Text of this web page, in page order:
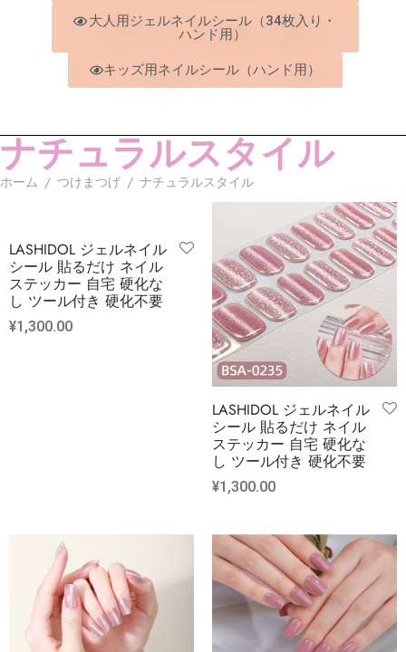
大人用ジェルネイルシール（34枚入り・
ハンド用）
キッズ用ネイルシール（ハンド用）
ナチュラルスタイル
ホーム / つけまつげ / ナチュラルスタイル
LASHIDOL ジェルネイル
シール 貼るだけ ネイル
ステッカー 自宅 硬化な
し ツール付き 硬化不要
¥1,300.00
LASHIDOL ジェルネイル
シール 貼るだけ ネイル
ステッカー 自宅 硬化な
し ツール付き 硬化不要
¥1,300.00